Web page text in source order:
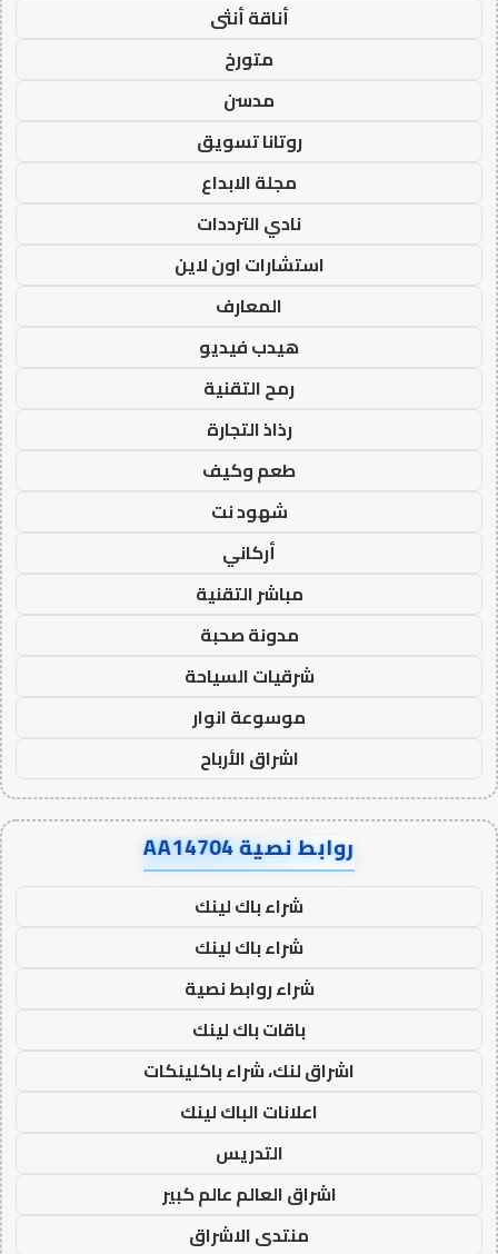
أناقة أنثى
متورخ
مدسن
روتانا تسويق
مجلة الابداع
نادي الترددات
استشارات اون لاين
المعارف
هيدب فيديو
رمح التقنية
رذاذ التجارة
طعم وكيف
شهود نت
أركاني
مباشر التقنية
مدونة صحبة
شرقيات السياحة
موسوعة انوار
اشراق الأرباح
روابط نصية AA14704
شراء باك لينك
شراء باك لينك
شراء روابط نصية
باقات باك لينك
اشراق لنك، شراء باكلينكات
اعلانات الباك لينك
التدريس
اشراق العالم عالم كبير
منتدى الاشراق